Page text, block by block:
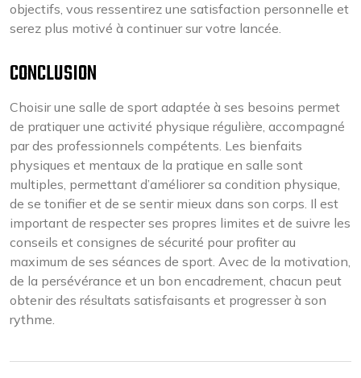
objectifs, vous ressentirez une satisfaction personnelle et
serez plus motivé à continuer sur votre lancée.
CONCLUSION
Choisir une salle de sport adaptée à ses besoins permet
de pratiquer une activité physique régulière, accompagné
par des professionnels compétents. Les bienfaits
physiques et mentaux de la pratique en salle sont
multiples, permettant d’améliorer sa condition physique,
de se tonifier et de se sentir mieux dans son corps. Il est
important de respecter ses propres limites et de suivre les
conseils et consignes de sécurité pour profiter au
maximum de ses séances de sport. Avec de la motivation,
de la persévérance et un bon encadrement, chacun peut
obtenir des résultats satisfaisants et progresser à son
rythme.